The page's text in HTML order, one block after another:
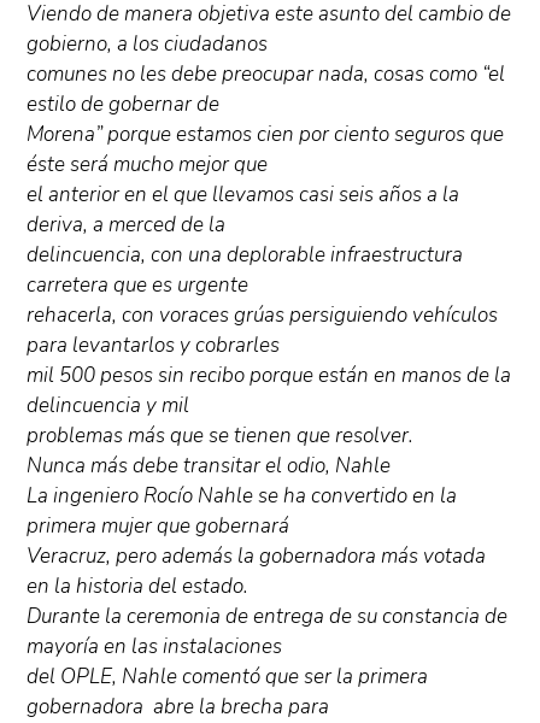
Viendo de manera objetiva este asunto del cambio de
gobierno, a los ciudadanos
comunes no les debe preocupar nada, cosas como “el
estilo de gobernar de
Morena” porque estamos cien por ciento seguros que
éste será mucho mejor que
el anterior en el que llevamos casi seis años a la
deriva, a merced de la
delincuencia, con una deplorable infraestructura
carretera que es urgente
rehacerla, con voraces grúas persiguiendo vehículos
para levantarlos y cobrarles
mil 500 pesos sin recibo porque están en manos de la
delincuencia y mil
problemas más que se tienen que resolver.
Nunca más debe transitar el odio, Nahle
La ingeniero Rocío Nahle se ha convertido en la
primera mujer que gobernará
Veracruz, pero además la gobernadora más votada
en la historia del estado.
Durante la ceremonia de entrega de su constancia de
mayoría en las instalaciones
del OPLE, Nahle comentó que ser la primera
gobernadora abre la brecha para